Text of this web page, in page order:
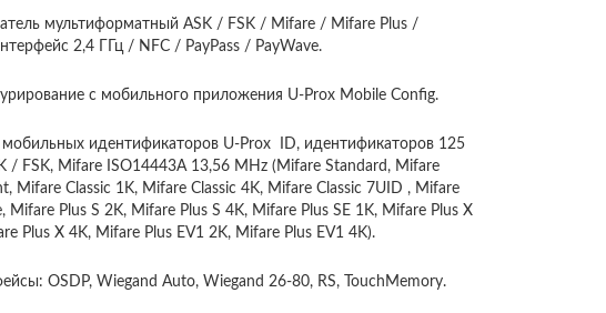
мультиформатный ASK / FSK / Mifare / Mifare Plus /
2,4 ГГц / NFC / PayPass / PayWave.
с мобильного приложения U-Prox Mobile Config.
мобильных идентификаторов U-Prox ID, идентификаторов 125
/ FSK, Mifare ISO14443A 13,56 MHz (Mifare Standard, Mifare
Mifare Classic 1K, Mifare Classic 4K, Mifare Classic 7UID , Mifare
Mifare Plus S 2K, Mifare Plus S 4K, Mifare Plus SE 1K, Mifare Plus X
Plus X 4K, Mifare Plus EV1 2K, Mifare Plus EV1 4K).
OSDP, Wiegand Auto, Wiegand 26-80, RS, TouchMemory.